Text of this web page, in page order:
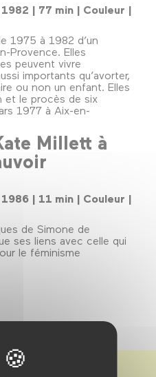
| 77 min | Couleur |
1975 à 1982 d’un
Provence. Elles
peuvent vivre
importants qu’avorter,
ou non un enfant. Elles
et le procès de six
1977 à Aix-en-
Millett à
| 11 min | Couleur |
de Simone de
ses liens avec celle qui
le féminisme